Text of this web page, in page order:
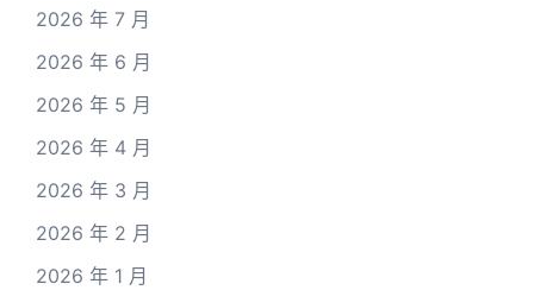
2026 年 7 月
2026 年 6 月
2026 年 5 月
2026 年 4 月
2026 年 3 月
2026 年 2 月
2026 年 1 月